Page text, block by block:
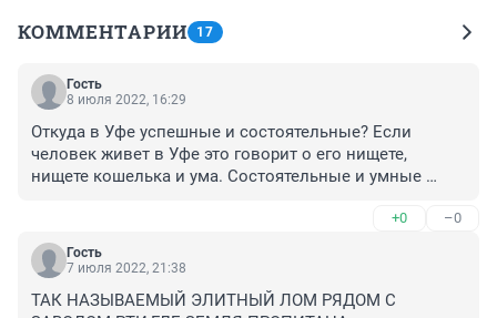
КОММЕНТАРИИ 17
Гость
8 июля 2022, 16:29
Откуда в Уфе успешные и состоятельные? Если
человек живет в Уфе это говорит о его нищете,
нищете кошелька и ума. Состоятельные и умные
в стаях бомжей есть блатные места на теплотрассах
😂
+0 –0
Гость
7 июля 2022, 21:38
ТАК НАЗЫВАЕМЫЙ ЭЛИТНЫЙ ЛОМ РЯДОМ С